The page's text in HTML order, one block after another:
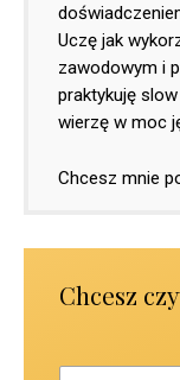
Uczę jak
zawodowym i
praktykuję
wierzę w moc
Chcesz mnie
Chcesz